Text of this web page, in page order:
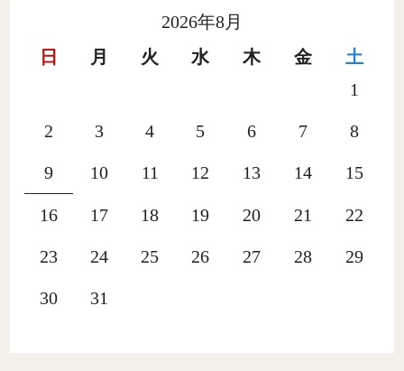
2026年8月
日
月 火 水 木 金
土
1
2 3 4 5 6 7 8
9 10 11 12 13 14 15
16 17 18 19 20 21 22
23 24 25 26 27 28 29
30 31